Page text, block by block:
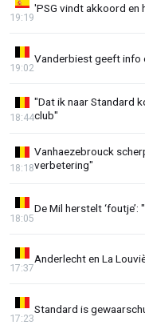
'PSG vindt akkoord en
19:19
Vanderbiest geeft info
19:02
"Dat ik naar Standard
club"
18:44
Vanhaezebrouck
verbetering"
18:18
De Mil herstelt
18:05
Anderlecht en La
17:37
Standard is
17:23